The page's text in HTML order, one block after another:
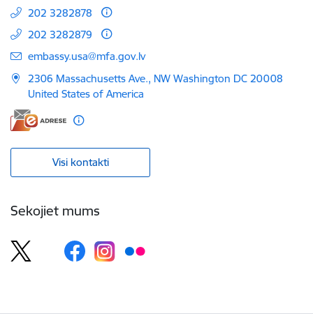
202 3282878
202 3282879
E-pasts:
embassy.usa@mfa.gov.lv
2306 Massachusetts Ave., NW Washington DC 20008
United States of America
Visi kontakti
Sekojiet mums